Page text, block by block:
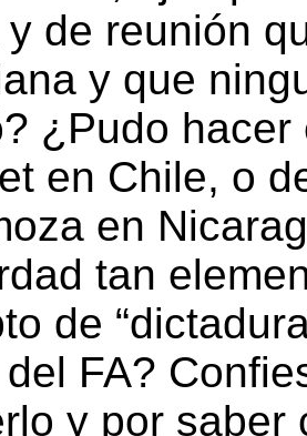
de reunión
y que
¿Pudo
en Chile, o
en
tan
de
FA?
y por saber